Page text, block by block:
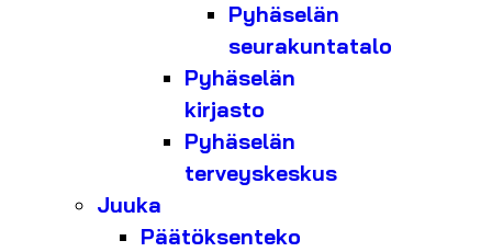
Pyhäselän
seurakuntatalo
Pyhäselän
kirjasto
Pyhäselän
terveyskeskus
Juuka
Päätöksenteko